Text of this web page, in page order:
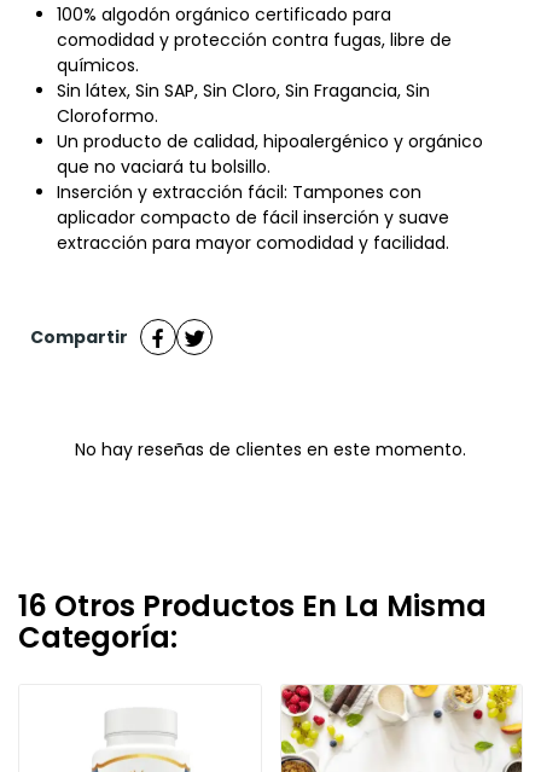
100% algodón orgánico certificado para
comodidad y protección contra fugas, libre de
químicos.
Sin látex, Sin SAP, Sin Cloro, Sin Fragancia, Sin
Cloroformo.
Un producto de calidad, hipoalergénico y orgánico
que no vaciará tu bolsillo.
Inserción y extracción fácil: Tampones con
aplicador compacto de fácil inserción y suave
extracción para mayor comodidad y facilidad.
Compartir
No hay reseñas de clientes en este momento.
16 Otros Productos En La Misma
Categoría: